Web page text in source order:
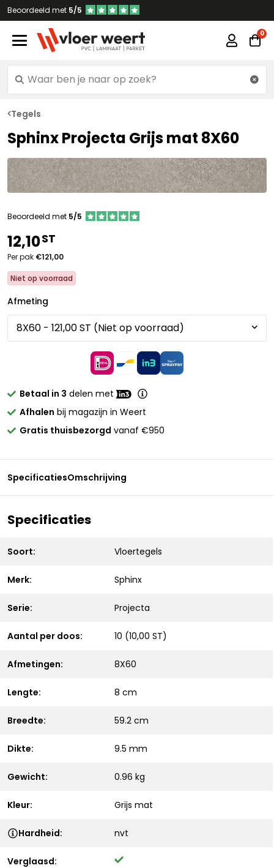
Beoordeeld met 5/5
Tegels
Sphinx Projecta Grijs mat 8X60
Beoordeeld met 5/5
12,10ST
Per pak €121,00
Niet op voorraad
Afmeting
Betaal in 3 delen met
Afhalen bij magazijn in Weert
Gratis thuisbezorgd vanaf €950
SpecificatiesOmschrijving
Specificaties
Soort: Vloertegels
Merk: Sphinx
Serie: Projecta
Aantal per doos: 10 (10,00 ST)
Afmetingen: 8X60
Lengte: 8 cm
Breedte: 59.2 cm
Dikte: 9.5 mm
Gewicht: 0.96 kg
Kleur: Grijs mat
Hardheid: nvt
Verglaasd: